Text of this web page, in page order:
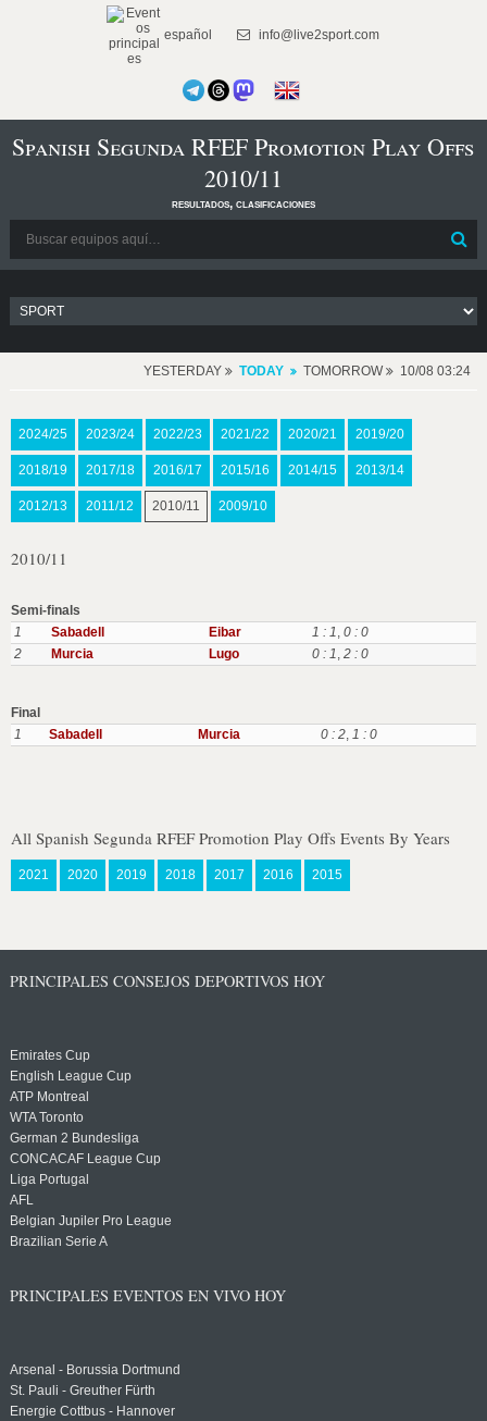
español info@live2sport.com
Spanish Segunda RFEF Promotion Play Offs
2010/11
resultados, clasificaciones
YESTERDAY TODAY TOMORROW 10/08 03:24
2024/25 2023/24 2022/23 2021/22 2020/21 2019/20
2018/19 2017/18 2016/17 2015/16 2014/15 2013/14
2012/13 2011/12 2010/11 2009/10
2010/11
Semi-finals
1
Sabadell Eibar 1 : 1, 0 : 0
2
Murcia Lugo 0 : 1, 2 : 0
Final
1
Sabadell Murcia 0 : 2, 1 : 0
All Spanish Segunda RFEF Promotion Play Offs Events By Years
2021 2020 2019 2018 2017 2016 2015
PRINCIPALES CONSEJOS DEPORTIVOS HOY
Emirates Cup
English League Cup
ATP Montreal
WTA Toronto
German 2 Bundesliga
CONCACAF League Cup
Liga Portugal
AFL
Belgian Jupiler Pro League
Brazilian Serie A
PRINCIPALES EVENTOS EN VIVO HOY
Arsenal - Borussia Dortmund
St. Pauli - Greuther Fürth
Energie Cottbus - Hannover